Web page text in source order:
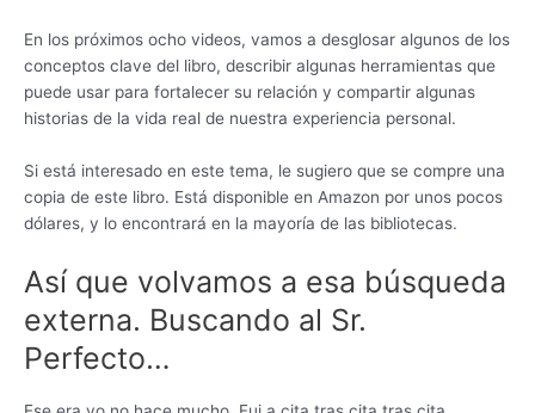
En los próximos ocho videos, vamos a desglosar algunos de los
conceptos clave del libro, describir algunas herramientas que
puede usar para fortalecer su relación y compartir algunas
historias de la vida real de nuestra experiencia personal.
Si está interesado en este tema, le sugiero que se compre una
copia de este libro. Está disponible en Amazon por unos pocos
dólares, y lo encontrará en la mayoría de las bibliotecas.
Así que volvamos a esa búsqueda
externa. Buscando al Sr.
Perfecto…